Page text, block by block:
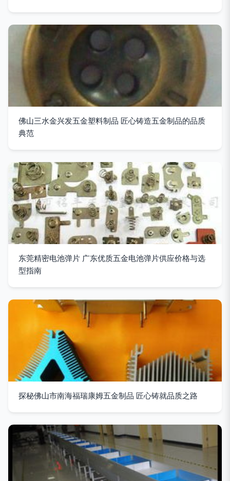
佛山三水金兴发五金塑料制品 匠心铸造五金制品的品质
典范
东莞精密电池弹片 广东优质五金电池弹片供应价格与选
型指南
探秘佛山市南海福瑞康姆五金制品 匠心铸就品质之路